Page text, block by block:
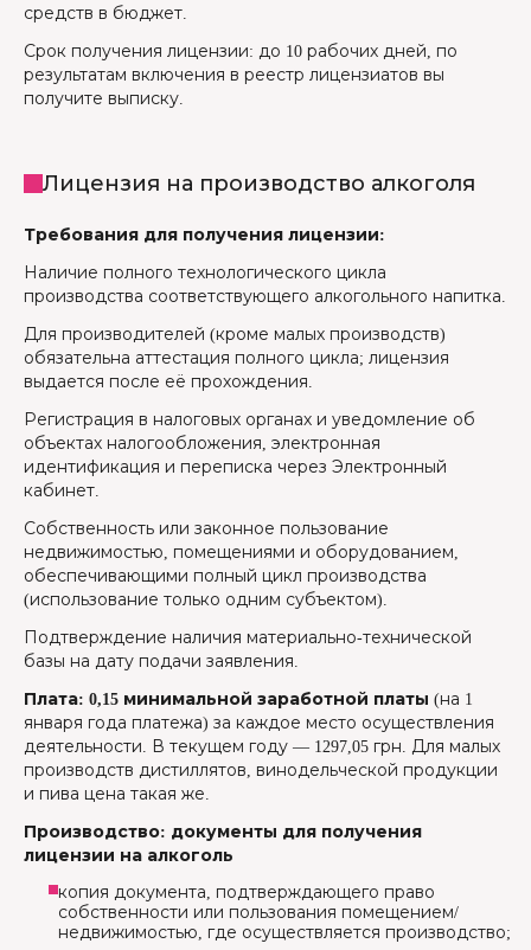
средств в бюджет.
Срок получения лицензии: до 10 рабочих дней, по
результатам включения в реестр лицензиатов вы
получите выписку.
Лицензия на производство алкоголя
Требования для получения лицензии:
Наличие полного технологического цикла
производства соответствующего алкогольного напитка.
Для производителей (кроме малых производств)
обязательна аттестация полного цикла; лицензия
выдается после её прохождения.
Регистрация в налоговых органах и уведомление об
объектах налогообложения, электронная
идентификация и переписка через Электронный
кабинет.
Собственность или законное пользование
недвижимостью, помещениями и оборудованием,
обеспечивающими полный цикл производства
(использование только одним субъектом).
Подтверждение наличия материально-технической
базы на дату подачи заявления.
Плата: 0,15 минимальной заработной платы (на 1
января года платежа) за каждое место осуществления
деятельности. В текущем году — 1297,05 грн. Для малых
производств дистиллятов, винодельческой продукции
и пива цена такая же.
Производство: документы для получения
лицензии на алкоголь
копия документа, подтверждающего право
собственности или пользования помещением/
недвижимостью, где осуществляется производство;